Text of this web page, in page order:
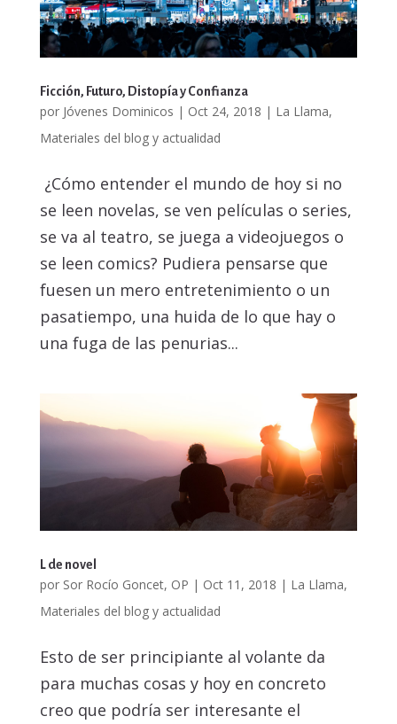
Ficción, Futuro, Distopía y Confianza
por Jóvenes Dominicos | Oct 24, 2018 | La Llama,
Materiales del blog y actualidad
¿Cómo entender el mundo de hoy si no
se leen novelas, se ven películas o series,
se va al teatro, se juega a videojuegos o
se leen comics? Pudiera pensarse que
fuesen un mero entretenimiento o un
pasatiempo, una huida de lo que hay o
una fuga de las penurias...
L de novel
por Sor Rocío Goncet, OP | Oct 11, 2018 | La Llama,
Materiales del blog y actualidad
Esto de ser principiante al volante da
para muchas cosas y hoy en concreto
creo que podría ser interesante el